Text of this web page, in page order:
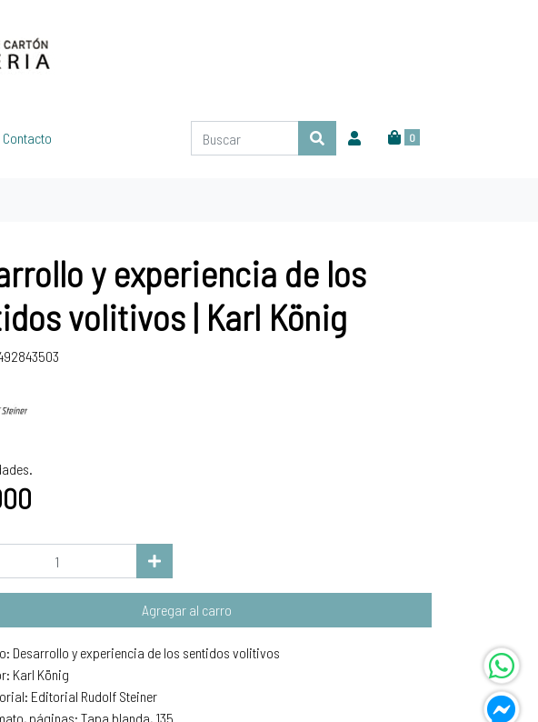
0
Contacto
y experiencia de los
volitivos | Karl König
Agregar al carro
Desarrollo y experiencia de los sentidos volitivos
Karl König
Editorial Rudolf Steiner
páginas: Tapa blanda, 135